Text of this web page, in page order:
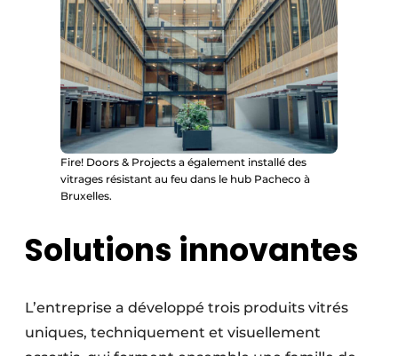
Fire! Doors & Projects a également installé des
vitrages résistant au feu dans le hub Pacheco à
Bruxelles.
Solutions innovantes
L’entreprise a développé trois produits vitrés
uniques, techniquement et visuelle­ment